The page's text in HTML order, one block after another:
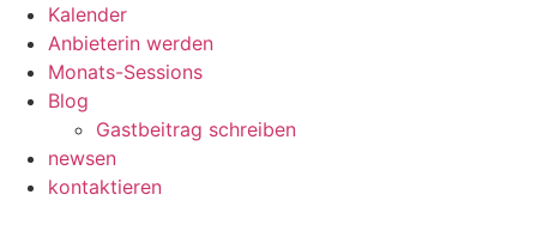
Kalender
Anbieterin werden
Monats-Sessions
Blog
Gastbeitrag schreiben
newsen
kontaktieren